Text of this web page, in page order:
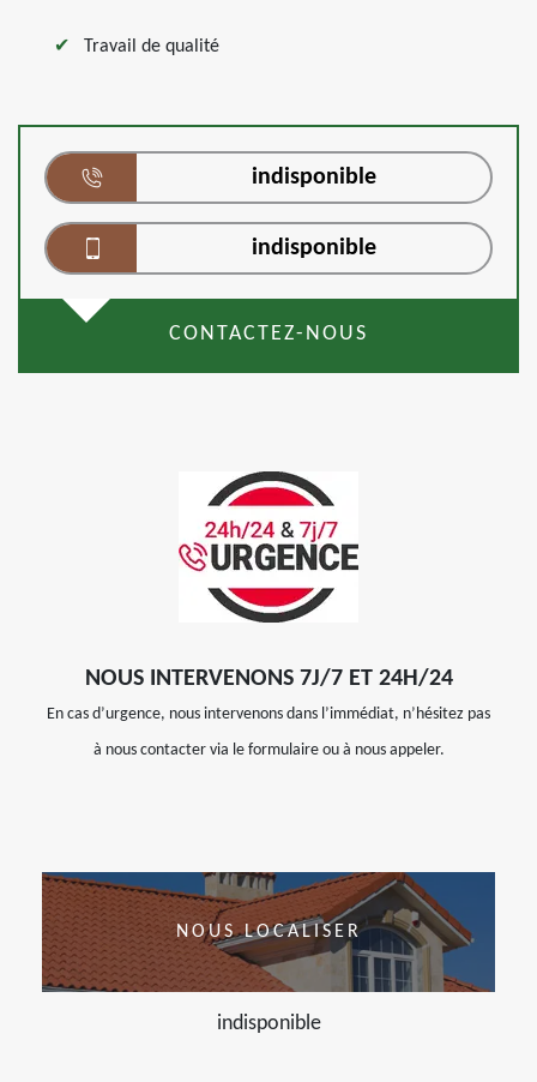
Travail de qualité
indisponible
indisponible
CONTACTEZ-NOUS
NOUS INTERVENONS 7J/7 ET 24H/24
En cas d’urgence, nous intervenons dans l’immédiat, n’hésitez pas
à nous contacter via le formulaire ou à nous appeler.
NOUS LOCALISER
indisponible